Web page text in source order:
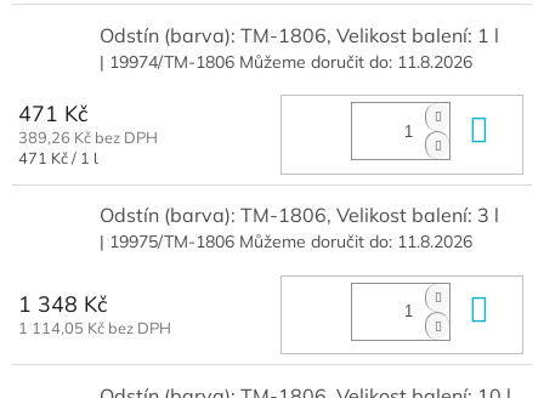
Odstín (barva): TM-1806, Velikost balení: 1 l
| 19974/TM-1806 Můžeme doručit do: 11.8.2026
471 Kč
389,26 Kč bez DPH
Měrná
471 Kč / 1 l
Odstín (barva): TM-1806, Velikost balení: 3 l
| 19975/TM-1806 Můžeme doručit do: 11.8.2026
1 348 Kč
1 114,05 Kč bez DPH